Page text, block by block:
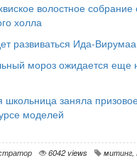
волостное
холла
развиваться Ида-
мороз ожидается еще
школьница заняла
моделей
6042 views митинг,